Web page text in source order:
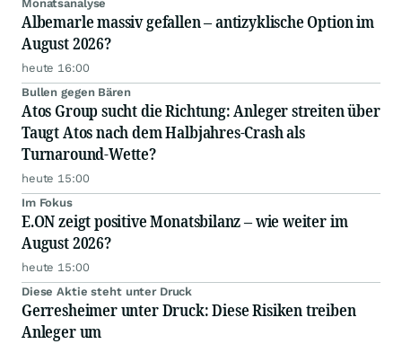
Monatsanalyse
Albemarle massiv gefallen – antizyklische Option im
August 2026?
heute 16:00
Bullen gegen Bären
Atos Group sucht die Richtung: Anleger streiten über
Taugt Atos nach dem Halbjahres-Crash als
Turnaround-Wette?
heute 15:00
Im Fokus
E.ON zeigt positive Monatsbilanz – wie weiter im
August 2026?
heute 15:00
Diese Aktie steht unter Druck
Gerresheimer unter Druck: Diese Risiken treiben
Anleger um